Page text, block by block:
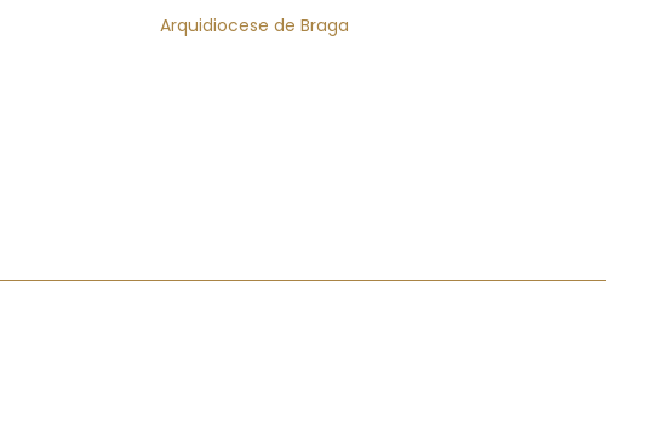
Arquidiocese de Braga